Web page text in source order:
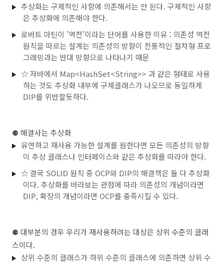
추상화는 구체적인 사항에 의존해서는 안 된다. 구체적인 사항
은 추상화에 의존해야 한다.
로버트 마틴이 '역전'이라는 단어를 사용한 이유 : 의존성 역전
원칙을 따르는 설계는 의존성의 방향이 전통적인 절차형 프로
그래밍과는 반대 방향으로 나타나기 때문
☆ 자바에서 Map<HashSet<String>> 과 같은 형태로 사용
하는 것도 추상화 내부에 구체클래스가 나오므로 동일하게
DIP를 위반할듯하다.
⚈해결사는 추상화
유연하고 재사용 가능한 설계를 원한다면 모든 의존성의 방향
이 추상 클래스나 인터페이스와 같은 추상화를 따라야 한다.
☆ 결국 SOLID 원칙 중 OCP와 DIP의 해결책은 둘 다 추상화
이다. 추상화를 바라보는 관점에 따라 의존성의 개념이라면
DIP, 확장의 개념이라면 OCP를 충족시킬 수 있다.
⚈ 대부분의 경우 우리가 재사용하려는 대상은 상위 수준의 클래
스이다.
상위 수준의 클래스가 하위 수준의 클래스에 의존하면 상위 수